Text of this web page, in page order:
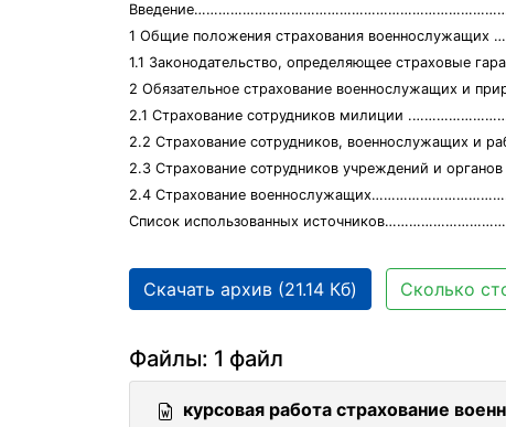
1 Общие положения страхования
1.1 Законодательство, определяющее страховые
2 Обязательное страхование военнослужащих и
2.1 Страхование сотрудников милиции
2.2 Страхование сотрудников, военнослужащих
2.3 Страхование сотрудников учреждений и
2.4 Страхование
Список использованных
Скачать архив (21.14 Кб) Сколько
Файлы: 1 файл
курсовая работа страхование